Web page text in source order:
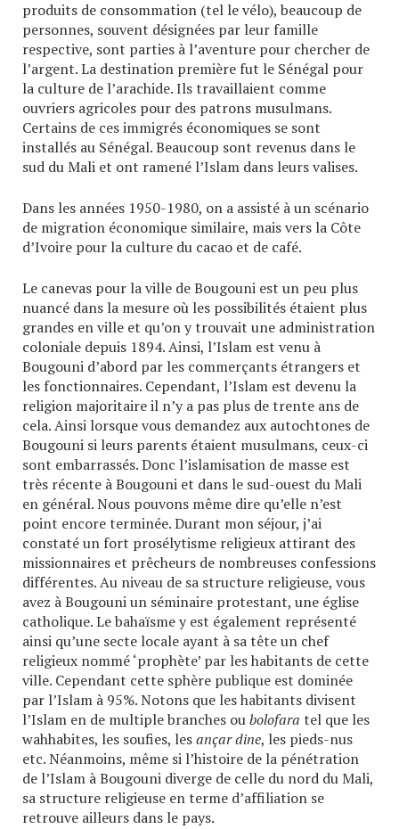
produits de consommation (tel le vélo), beaucoup de
personnes, souvent désignées par leur famille
respective, sont parties à l’aventure pour chercher de
l’argent. La destination première fut le Sénégal pour
la culture de l’arachide. Ils travaillaient comme
ouvriers agricoles pour des patrons musulmans.
Certains de ces immigrés économiques se sont
installés au Sénégal. Beaucoup sont revenus dans le
sud du Mali et ont ramené l’Islam dans leurs valises.
Dans les années 1950-1980, on a assisté à un scénario
de migration économique similaire, mais vers la Côte
d’Ivoire pour la culture du cacao et de café.
Le canevas pour la ville de Bougouni est un peu plus
nuancé dans la mesure où les possibilités étaient plus
grandes en ville et qu’on y trouvait une administration
coloniale depuis 1894. Ainsi, l’Islam est venu à
Bougouni d’abord par les commerçants étrangers et
les fonctionnaires. Cependant, l’Islam est devenu la
religion majoritaire il n’y a pas plus de trente ans de
cela. Ainsi lorsque vous demandez aux autochtones de
Bougouni si leurs parents étaient musulmans, ceux-ci
sont embarrassés. Donc l’islamisation de masse est
très récente à Bougouni et dans le sud-ouest du Mali
en général. Nous pouvons même dire qu’elle n’est
point encore terminée. Durant mon séjour, j’ai
constaté un fort prosélytisme religieux attirant des
missionnaires et prêcheurs de nombreuses confessions
différentes. Au niveau de sa structure religieuse, vous
avez à Bougouni un séminaire protestant, une église
catholique. Le bahaïsme y est également représenté
ainsi qu’une secte locale ayant à sa tête un chef
religieux nommé ‘prophète’ par les habitants de cette
ville. Cependant cette sphère publique est dominée
par l’Islam à 95%. Notons que les habitants divisent
l’Islam en de multiple branches oubolofara tel que les
wahhabites, les soufies, lesançar dine, les pieds-nus
etc. Néanmoins, même si l’histoire de la pénétration
de l’Islam à Bougouni diverge de celle du nord du Mali,
sa structure religieuse en terme d’affiliation se
retrouve ailleurs dans le pays.